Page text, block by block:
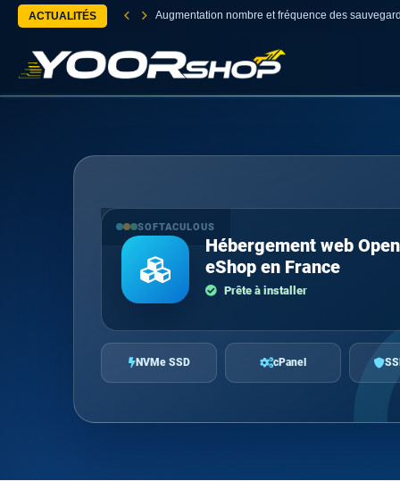
ACTUALITÉS Augmentation nombre et fréquence des
SOFTACULOUS
Hébergement web Open
eShop en France
Prête à installer
NVMe SSD cPanel